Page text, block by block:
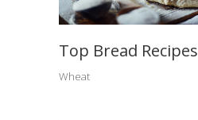
Top Bread Recipes
Wheat